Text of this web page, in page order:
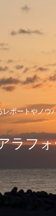
ポートやノ
ラフ